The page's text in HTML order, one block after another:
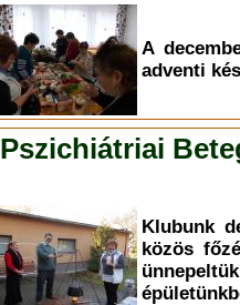
A
adventi
Pszichiátriai
Klubunk
közös